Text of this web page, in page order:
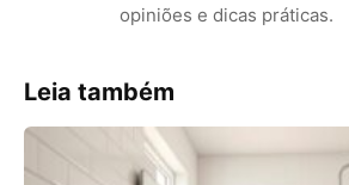
opiniões e dicas práticas.
Leia também